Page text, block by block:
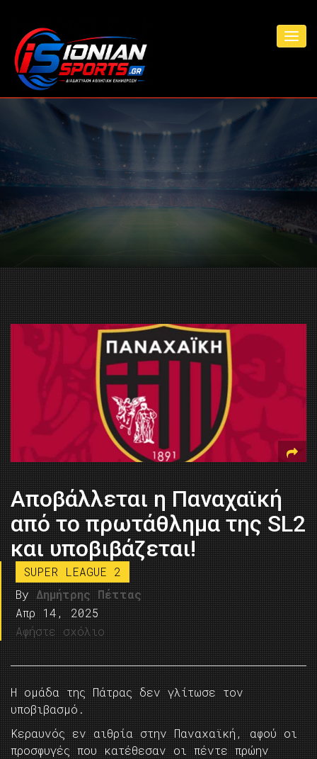
Αποβάλλεται η Παναχαϊκή
από το πρωτάθλημα της SL2
και υποβιβάζεται!
SUPER LEAGUE 2
By Δημήτρης Πέττας
Απρ 14, 2025
Αφήστε σχόλιο
Η ομάδα της Πάτρας δεν γλίτωσε τον
υποβιβασμό.
Κεραυνός εν αιθρία στην Παναχαϊκή, αφού οι
προσφυγές που κατέθεσαν οι πέντε πρώην